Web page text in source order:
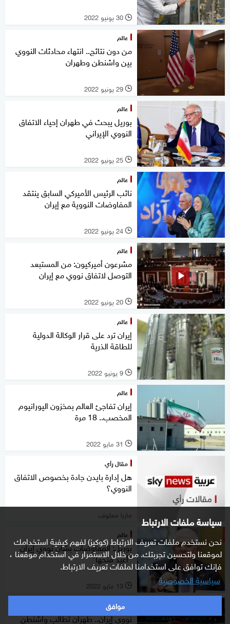
سياسة ملفات الارتباط
نحن نستخدم ملفات تعريف الارتباط (كوكيز) لفهم كيفية استخدامك
لموقعنا ولتحسين تجربتك. من خلال الاستمرار في استخدام موقعنا ،
فإنك توافق على استخدامنا لملفات تعريف الارتباط.
سياسية الخصوصية
موافق
l 30 يونيو 2022
عالم
من دون نتائج.. انتهاء محادثات النووي
بين واشنطن وطهران
l 29 يونيو 2022
عالم
بوريل يبحث في طهران إحياء الاتفاق
النووي الإيراني
l 25 يونيو 2022
عالم
نائب الرئيس الأميركي السابق ينتقد
المفاوضات النووية مع إيران
l 24 يونيو 2022
عالم
مشرعون أميركيون: من المستبعد
التوصل لاتفاق نووي مع إيران
l 20 يونيو 2022
عالم
إيران ترد على قرار الوكالة الدولية
للطاقة الذرية
l 9 يونيو 2022
عالم
إيران تفاجئ العالم بمخزون اليورانيوم
المخصب.. 18 مرة
l 31 مايو 2022
مقال رأي
هل إدارة بايدن جادة بخصوص الاتفاق
النووي؟
ماريا معلوف
عالم
بوريل: المفاوضات بشأن نووي إيران
"أعيد فتحها"
l 13 مايو 2022
غرفة الأخبار
نووي إيران.. طهران تطالب واشنطن